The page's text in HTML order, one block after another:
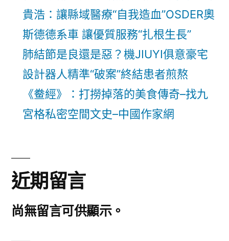
貴浩：讓縣域醫療“自我造血”OSDER奧
斯德德系車 讓優質服務“扎根生長”
肺結節是良還是惡？機JIUYI俱意豪宅
設計器人精準“破案”終結患者煎熬
《鲞經》：打撈掉落的美食傳奇–找九
宮格私密空間文史–中國作家網
近期留言
尚無留言可供顯示。